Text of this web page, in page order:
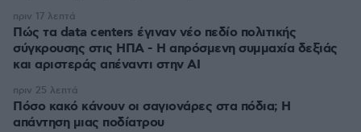
Πώς τα data centers έγιναν νέο πεδίο πολιτικής
σύγκρουσης στις ΗΠΑ - Η απρόσμενη συμμαχία δεξιάς
και αριστεράς απέναντι στην AI
πριν 17 λεπτά
Πόσο κακό κάνουν οι σαγιονάρες στα πόδια; Η
απάντηση μιας ποδίατρου
πριν 25 λεπτά